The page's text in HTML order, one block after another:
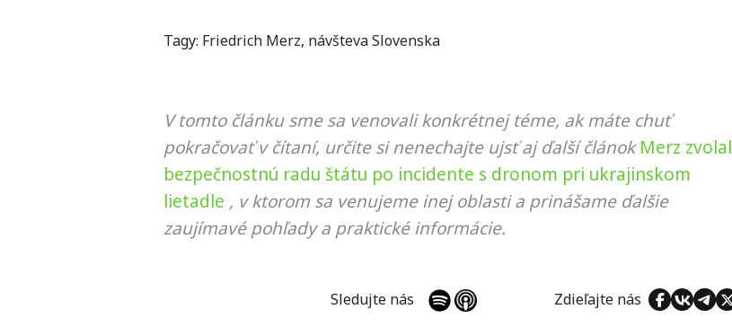
Tagy: Friedrich Merz, návšteva Slovenska
V tomto článku sme sa venovali konkrétnej téme, ak máte chuť
pokračovať v čítaní, určite si nenechajte ujsť aj ďalší článok Merz zvolal
bezpečnostnú radu štátu po incidente s dronom pri ukrajinskom
lietadle , v ktorom sa venujeme inej oblasti a prinášame ďalšie
zaujímavé pohľady a praktické informácie.
Sledujte nás Zdieľajte nás